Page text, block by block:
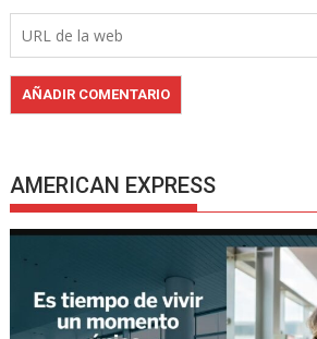
AMERICAN EXPRESS